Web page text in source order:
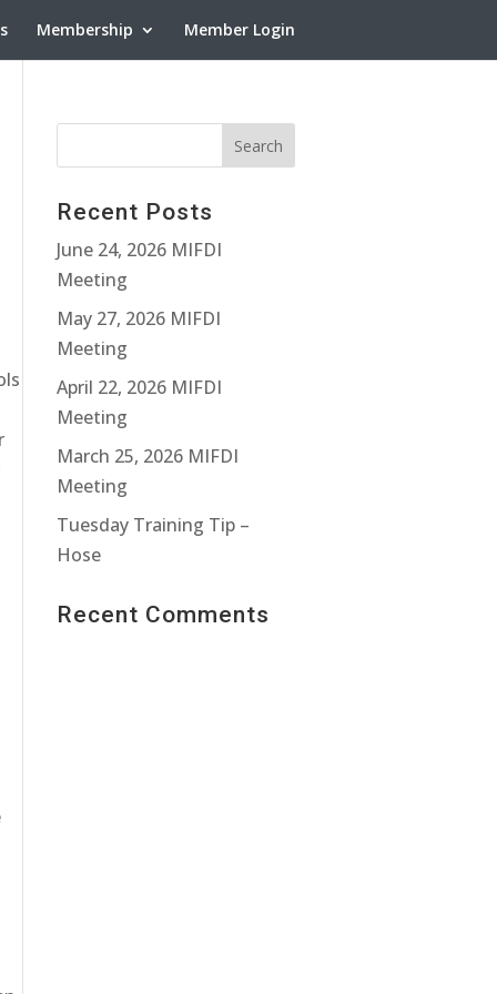
Membership Member Login
Recent Posts
June 24, 2026 MIFDI
Meeting
May 27, 2026 MIFDI
Meeting
April 22, 2026 MIFDI
Meeting
March 25, 2026 MIFDI
Meeting
Tuesday Training Tip –
Hose
Recent Comments